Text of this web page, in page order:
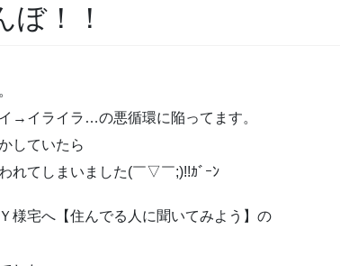
！！
→イライラ…の悪循環に陥ってます。
していたら
れてしまいました(￣▽￣;)!!ｶﾞｰﾝ
様宅へ【住んでる人に聞いてみよう】の